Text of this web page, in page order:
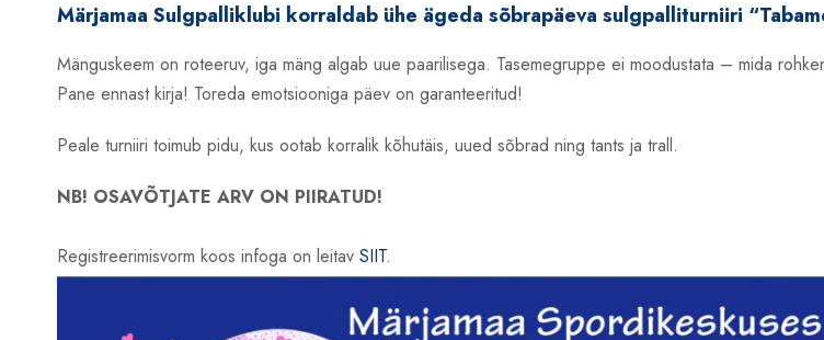
Märjamaa Sulgpalliklubi korraldab ühe ägeda sõbrapäeva sulgpalliturniiri
Mänguskeem on roteeruv, iga mäng algab uue paarilisega. Tasemegruppe ei moodustata – mida
Pane ennast kirja! Toreda emotsiooniga päev on garanteeritud!
Peale turniiri toimub pidu, kus ootab korralik kõhutäis, uued sõbrad ning tants ja trall.
NB! OSAVÕTJATE ARV ON PIIRATUD!
Registreerimisvorm koos infoga on leitav SIIT.